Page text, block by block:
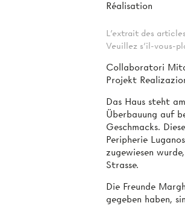
Réalisation
L'extrait des
Veuillez s'il-vous-
Collaboratori
Projekt
Das Haus steht
Überbauung auf
Geschmacks.
Peripherie
zugewiesen
Strasse.
Die Freunde
gegeben haben,